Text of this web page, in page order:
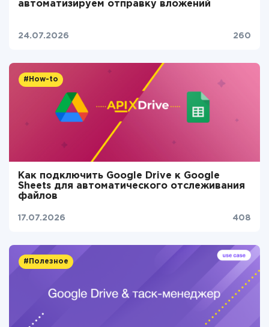
автоматизируем отправку вложений
24.07.2026 260
#How-to
Как подключить Google Drive к Google
Sheets для автоматического отслеживания
файлов
17.07.2026 408
#Полезное